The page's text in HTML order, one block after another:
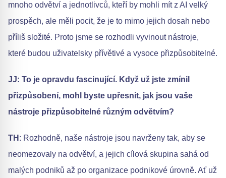
mnoho odvětví a jednotlivců, kteří by mohli mít z AI velký
prospěch, ale měli pocit, že je to mimo jejich dosah nebo
příliš složité. Proto jsme se rozhodli vyvinout nástroje,
které budou uživatelsky přívětivé a vysoce přizpůsobitelné.
JJ: To je opravdu fascinující. Když už jste zmínil
přizpůsobení, mohl byste upřesnit, jak jsou vaše
nástroje přizpůsobitelné různým odvětvím?
TH : Rozhodně, naše nástroje jsou navrženy tak, aby se
neomezovaly na odvětví, a jejich cílová skupina sahá od
malých podniků až po organizace podnikové úrovně. Ať už